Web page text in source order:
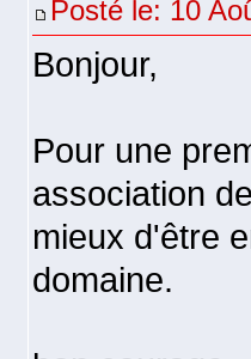
Posté le: 10
Bonjour,
Pour une
association
mieux d'être
domaine.